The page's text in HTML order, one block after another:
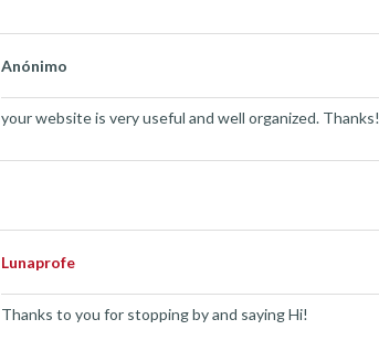
Anónimo
your website is very useful and well organized. Thanks!
Lunaprofe
Thanks to you for stopping by and saying Hi!